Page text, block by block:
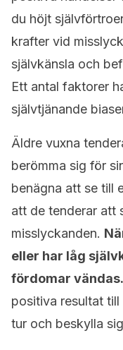
du höjt
krafter vid
självkänsla och
Ett antal faktorer
självtjänande
Äldre vuxna
berömma sig för
benägna att se till
att de tenderar att
misslyckanden.
eller har låg
fördomar vändas.
positiva resultat
tur och beskylla